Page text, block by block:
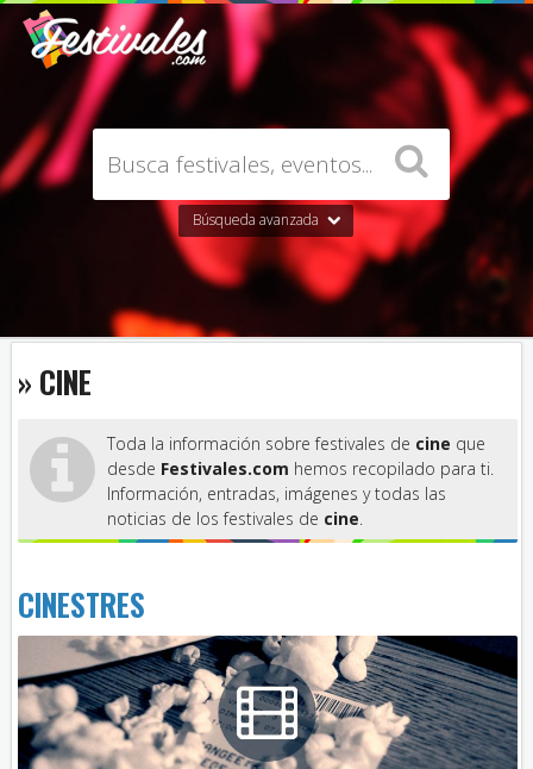
Búsqueda avanzada
» CINE
Toda la información sobre festivales de cine que
desde Festivales.com hemos recopilado para ti.
Información, entradas, imágenes y todas las
noticias de los festivales de cine.
CINESTRES